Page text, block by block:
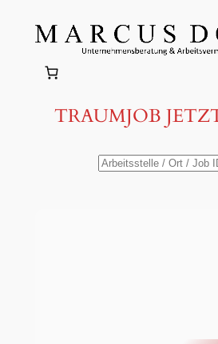
Inhalt
TRAUMJOB